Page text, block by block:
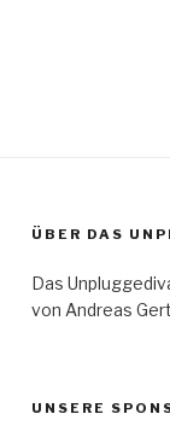
ÜBER DAS
Das
von Andreas
UNSERE